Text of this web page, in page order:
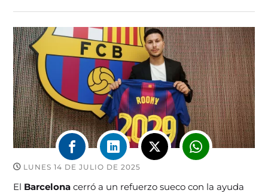
LUNES 14 DE JULIO DE 2025
El Barcelona cerró a un refuerzo sueco con la ayuda